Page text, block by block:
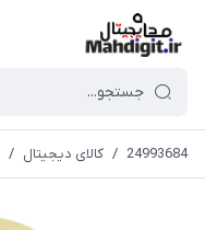
24993684
/ کالای دیجیتال /